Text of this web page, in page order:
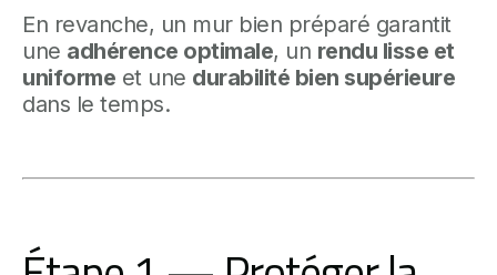
En revanche, un mur bien préparé garantit
une adhérence optimale, un rendu lisse et
uniforme et une durabilité bien supérieure
dans le temps.